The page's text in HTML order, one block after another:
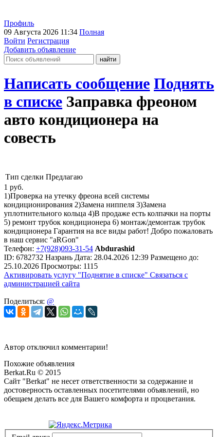
Профиль
09 Августа 2026 11:34 Полная
Войти Регистрация
Добавить объявление
Написать сообщение Поднять
в списке Заправка фреоном
авто кондиционера на
совесть
Тип сделки Предлагаю
1 руб.
1)Проверка на утечку фреона всей системы
кондиционирования 2)Замена ниппеля 3)Замена
уплотнительного кольца 4)В продаже есть колпачки на порты
5) ремонт трубок кондиционера 6) монтаж/демонтаж трубок
кондиционера Гарантия на все виды работ! Добро пожаловать
в наш сервис "aRGon"
Телефон: +7(928)093-31-54 Abdurashid
ID: 6782732 Назрань Дата: 28.04.2026 12:39 Размещено до:
25.10.2026 Просмотры: 1115
Активировать услугу "Поднятие в списке" Связаться с
администрацией сайта
Поделиться: @
Автор отключил комментарии!
Похожие объявления
Berkat.Ru © 2015
Сайт "Berkat" не несет ответственности за содержание и
достоверность оставленных посетителями объявлений, но
обещаем делать все для Вашего комфорта и процветания.